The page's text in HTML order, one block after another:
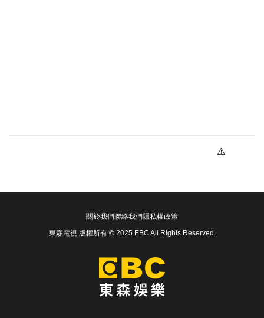
關於我們聯絡我們隱私權政策
東森電視 版權所有 © 2025 EBC All Rights Reserved.